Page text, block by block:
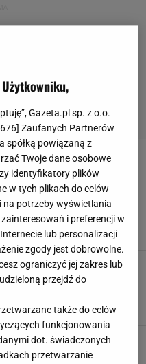
szklana instalacja
Zaprojektowała ją Polka
RZEŹBA
nagrodą za projekt willi w
to ogród na środku
DUBAJ POLSKI DESIGN
Gazeta.pl sp. z o.o.
676] Zaufanych Partnerów
spółką powiązaną z
Twoje dane osobowe
identyfikatory plików
w tych plikach do celów
na potrzeby wyświetlania
i preferencji w
lub personalizacji
zgody jest dobrowolne.
ograniczyć jej zakres lub
przejdź do
także do celów
funkcjonowania
dot. świadczonych
przetwarzanie